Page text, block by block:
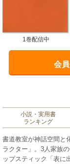
1巻配信中
会
小説・実用書
ランキング
書道教室が神話空間と
ラクター」。3人家族
ップスティック「表に